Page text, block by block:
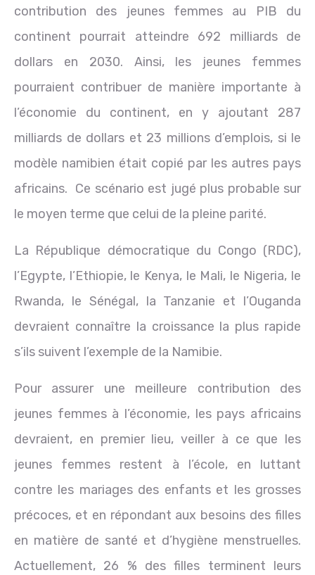
contribution des jeunes femmes au PIB du
continent pourrait atteindre 692 milliards de
dollars en 2030. Ainsi, les jeunes femmes
pourraient contribuer de manière importante à
l’économie du continent, en y ajoutant 287
milliards de dollars et 23 millions d’emplois, si le
modèle namibien était copié par les autres pays
africains. Ce scénario est jugé plus probable sur
le moyen terme que celui de la pleine parité.
La République démocratique du Congo (RDC),
l’Egypte, l’Ethiopie, le Kenya, le Mali, le Nigeria, le
Rwanda, le Sénégal, la Tanzanie et l’Ouganda
devraient connaître la croissance la plus rapide
s’ils suivent l’exemple de la Namibie.
Pour assurer une meilleure contribution des
jeunes femmes à l’économie, les pays africains
devraient, en premier lieu, veiller à ce que les
jeunes femmes restent à l’école, en luttant
contre les mariages des enfants et les grosses
précoces, et en répondant aux besoins des filles
en matière de santé et d’hygiène menstruelles.
Actuellement, 26 % des filles terminent leurs